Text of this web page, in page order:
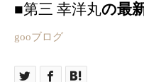
■第三 幸洋丸の最
gooブログ